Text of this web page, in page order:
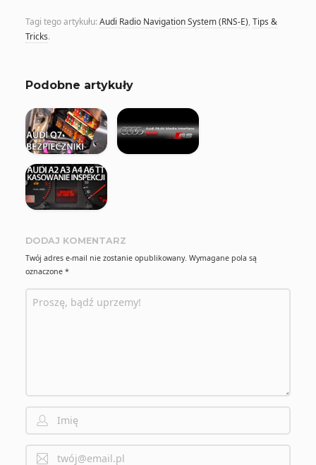
Tagi tego artykułu: Audi Radio Navigation System (RNS-E), Tips &
Tricks.
Podobne artykuły
DODAJ KOMENTARZ
Twój adres e-mail nie zostanie opublikowany. Wymagane pola są
oznaczone *